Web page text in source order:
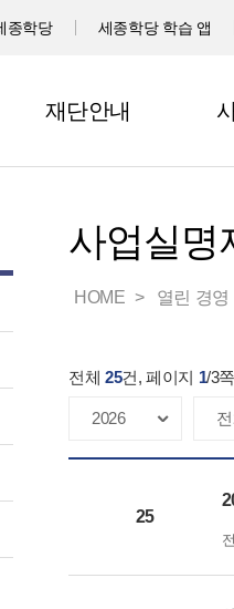
종학당 세종학당 학습 앱
재단안내
사업실명
HOME 열린 경영
전체 25건, 페이지 1/3쪽
25